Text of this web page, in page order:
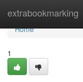
extrabookmarking
Home
Home
1